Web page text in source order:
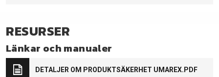
RESURSER
Länkar och manualer
DETALJER OM PRODUKTSÄKERHET UMAREX.PDF